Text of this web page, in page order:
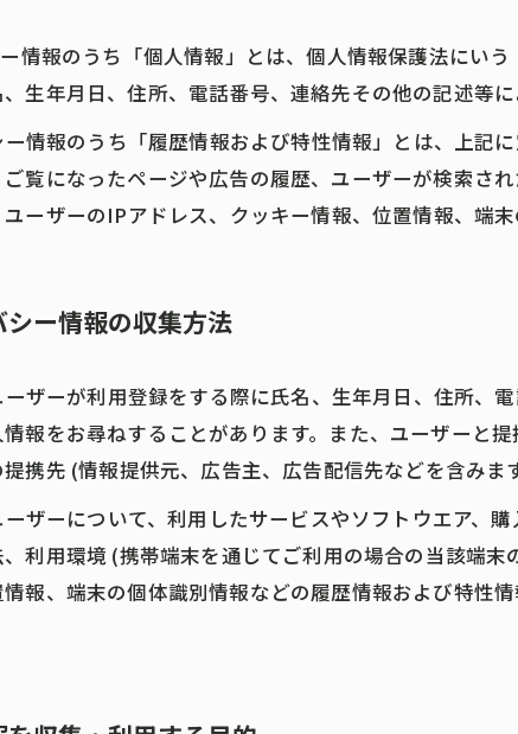
情報のうち「個人情報」とは、個人情報保護法にい
生年月日、住所、電話番号、連絡先その他の記述等
ー情報のうち「履歴情報および特性情報」とは、上記
覧になったページや広告の履歴、ユーザーが検索さ
ーザーのIPアドレス、クッキー情報、位置情報、端末
シー情報の収集方法
ーザーが利用登録をする際に氏名、生年月日、住所、
報をお尋ねすることがあります。また、ユーザーと
携先 (情報提供元、広告主、広告配信先などを含みま
ザーについて、利用したサービスやソフトウエア、
利用環境 (携帯端末を通じてご利用の場合の当該端
報、端末の個体識別情報などの履歴情報および特性